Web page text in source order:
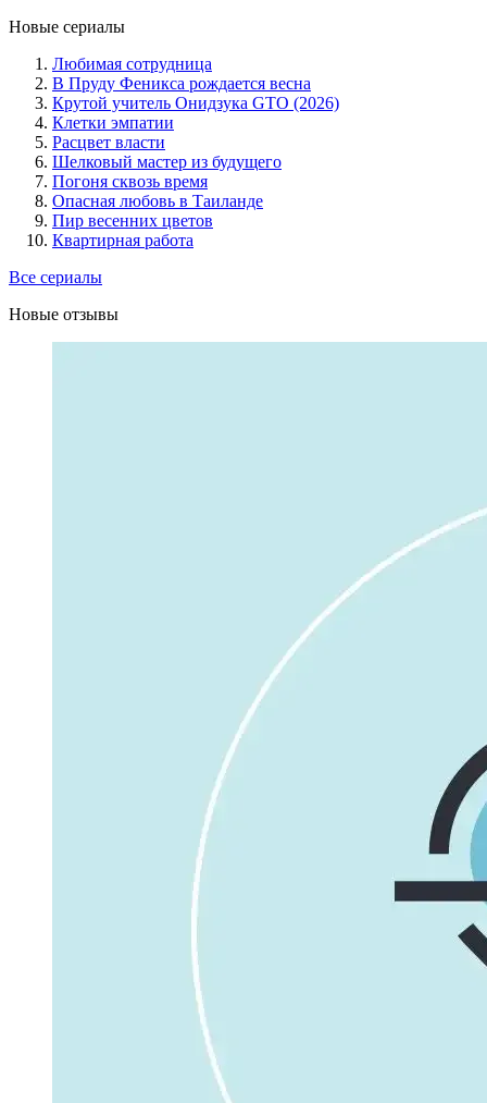
Новые сериалы
Любимая сотрудница
В Пруду Феникса рождается весна
Крутой учитель Онидзука GTO (2026)
Клетки эмпатии
Расцвет власти
Шелковый мастер из будущего
Погоня сквозь время
Опасная любовь в Таиланде
Пир весенних цветов
Квартирная работа
Все сериалы
Новые отзывы